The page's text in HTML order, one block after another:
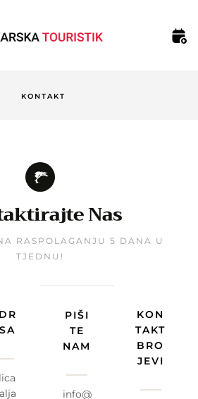
KONTAKT
Nas
RASPOLAGANJU 5 DANA U
TJEDNU!
PIŠI
TE
NAM
info@
KON
TAKT
BRO
JEVI